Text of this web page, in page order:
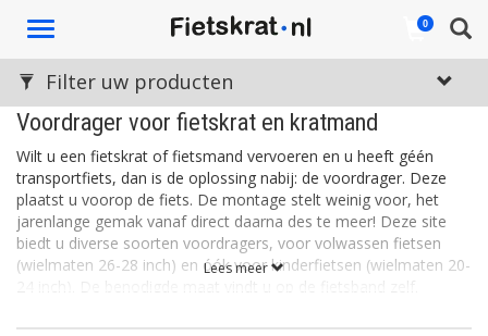
Toggle
0
Voordrager voor fietskrat en kratmand
Wilt u een fietskrat of fietsmand vervoeren en u heeft géén
transportfiets, dan is de oplossing nabij: de voordrager. Deze
plaatst u voorop de fiets. De montage stelt weinig voor, het
jarenlange gemak vanaf direct daarna des te meer! Deze site
biedt u diverse soorten voordragers, voor volwassen fietsen
(wielmaten 26-28 inch) en óók voor kinderfietsen (wielmaten 20-
Lees meer
Filter uw producten